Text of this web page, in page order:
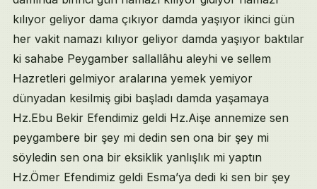
kılıyor geliyor dama çıkıyor damda yaşıyor ikinci gün
her vakit namazı kılıyor geliyor damda yaşıyor baktılar
ki sahabe Peygamber sallallâhu aleyhi ve sellem
Hazretleri gelmiyor aralarına yemek yemiyor
dünyadan kesilmiş gibi başladı damda yaşamaya
Hz.Ebu Bekir Efendimiz geldi Hz.Aişe annemize sen
peygambere bir şey mi dedin sen ona bir şey mi
söyledin sen ona bir eksiklik yanlışlık mi yaptın
Hz.Ömer Efendimiz geldi Esma’ya dedi ki sen bir şey